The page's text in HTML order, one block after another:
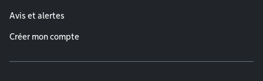
Avis et alertes
Créer mon compte